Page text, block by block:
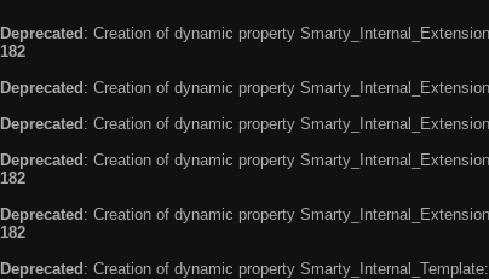
Deprecated : Creation of dynamic property
182
Deprecated : Creation of dynamic property
Deprecated : Creation of dynamic property
Deprecated : Creation of dynamic property
182
Deprecated : Creation of dynamic property
182
Deprecated : Creation of dynamic property